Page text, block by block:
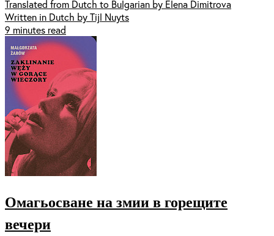
Translated from Dutch to Bulgarian by Elena Dimitrova
Written in Dutch by Tijl Nuyts
9 minutes read
Омагьосване на змии в горещите
вечери